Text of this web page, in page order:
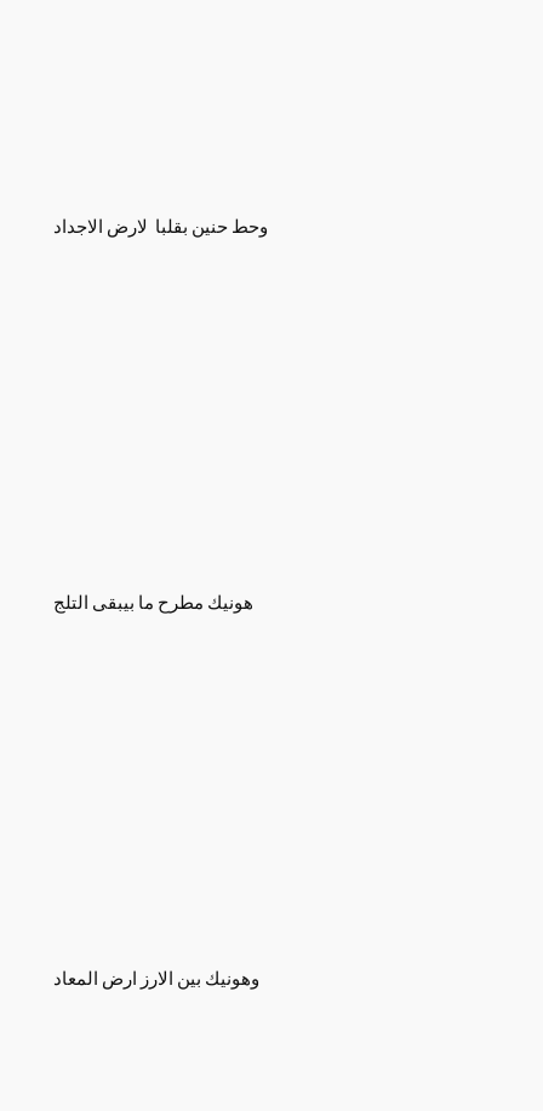
وحط حنين بقلبا لارض الاجداد
هونيك مطرح ما بيبقى التلج
وهونيك بين الارز ارض المعاد